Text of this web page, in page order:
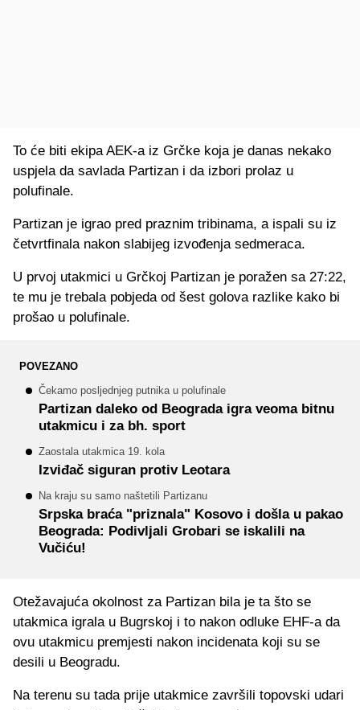
To će biti ekipa AEK-a iz Grčke koja je danas nekako
uspjela da savlada Partizan i da izbori prolaz u
polufinale.
Partizan je igrao pred praznim tribinama, a ispali su iz
četvrtfinala nakon slabijeg izvođenja sedmeraca.
U prvoj utakmici u Grčkoj Partizan je poražen sa 27:22,
te mu je trebala pobjeda od šest golova razlike kako bi
prošao u polufinale.
POVEZANO
Čekamo posljednjeg putnika u polufinale
Partizan daleko od Beograda igra veoma bitnu
utakmicu i za bh. sport
Zaostala utakmica 19. kola
Izviđač siguran protiv Leotara
Na kraju su samo naštetili Partizanu
Srpska braća "priznala" Kosovo i došla u pakao
Beograda: Podivljali Grobari se iskalili na
Vučiću!
Otežavajuća okolnost za Partizan bila je ta što se
utakmica igrala u Bugrskoj i to nakon odluke EHF-a da
ovu utakmicu premjesti nakon incidenata koji su se
desili u Beogradu.
Na terenu su tada prije utakmice završili topovski udari